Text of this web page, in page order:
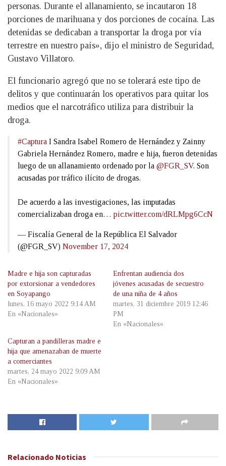
personas. Durante el allanamiento, se incautaron 18
porciones de marihuana y dos porciones de cocaína. Las
detenidas se dedicaban a transportar la droga por vía
terrestre en nuestro país», dijo el ministro de Seguridad,
Gustavo Villatoro.
El funcionario agregó que no se tolerará este tipo de
delitos y que continuarán los operativos para quitar los
medios que el narcotráfico utiliza para distribuir la
droga.
#Captura I Sandra Isabel Romero de Hernández y Zainny
Gabriela Hernández Romero, madre e hija, fueron detenidas
luego de un allanamiento ordenado por la @FGR_SV. Son
acusadas por tráfico ilícito de drogas.
De acuerdo a las investigaciones, las imputadas
comercializaban droga en… pic.twitter.com/dRLMpg6CcN
— Fiscalía General de la República El Salvador
(@FGR_SV) November 17, 2024
Madre e hija son capturadas
por extorsionar a vendedores
en Soyapango
lunes, 16 mayo 2022 9:14 AM
En «Nacionales»
Enfrentan audiencia dos
jóvenes acusadas de secuestro
de una niña de 4 años
martes, 31 diciembre 2019 12:46
PM
En «Nacionales»
Capturan a pandilleras madre e
hija que amenazaban de muerte
a comerciantes
martes, 24 mayo 2022 9:09 AM
En «Nacionales»
Relacionado Noticias